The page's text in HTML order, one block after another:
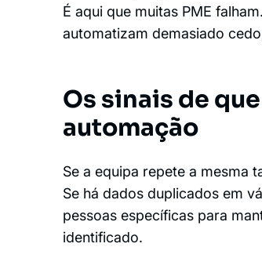
É aqui que muitas PME
automatizam demasiado
Os sinais de
automação
Se a equipa repete a mesma
Se há dados duplicados em
pessoas específicas para
identificado.